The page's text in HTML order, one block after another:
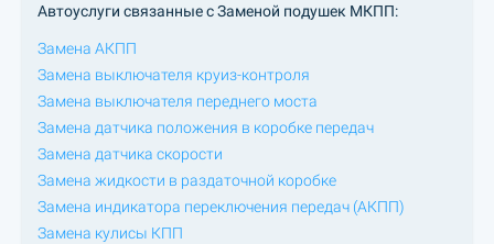
Автоуслуги связанные с Заменой подушек МКПП:
Замена АКПП
Замена выключателя круиз-контроля
Замена выключателя переднего моста
Замена датчика положения в коробке передач
Замена датчика скорости
Замена жидкости в раздаточной коробке
Замена индикатора переключения передач (АКПП)
Замена кулисы КПП